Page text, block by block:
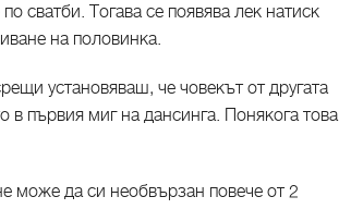
сватби. Тогава се появява лек натиск
на половинка.
установяваш, че човекът от другата
в първия миг на дансинга. Понякога това
може да си необвързан повече от 2